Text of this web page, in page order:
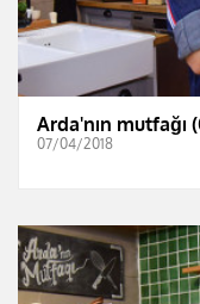
Arda'nın mutfağı
07/04/2018